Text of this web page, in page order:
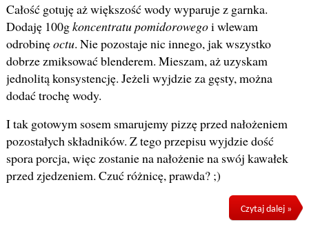
Całość gotuję aż większość wody wyparuje z garnka.
Dodaję 100gkoncentratu pomidorowegoi wlewam
odrobinęoctu. Nie pozostaje nic innego, jak wszystko
dobrze zmiksować blenderem. Mieszam, aż uzyskam
jednolitą konsystencję. Jeżeli wyjdzie za gęsty, można
dodać trochę wody.
I tak gotowym sosem smarujemy pizzę przed nałożeniem
pozostałych składników. Z tego przepisu wyjdzie dość
spora porcja, więc zostanie na nałożenie na swój kawałek
przed zjedzeniem. Czuć różnicę, prawda? ;)
Czytaj dalej »